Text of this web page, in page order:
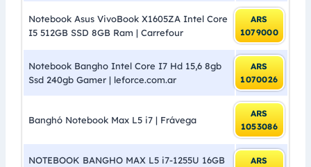
Notebook Asus VivoBook X1605ZA Intel Core
I5 512GB SSD 8GB Ram | Carrefour
ARS
1079000
Notebook Bangho Intel Core I7 Hd 15,6 8gb
Ssd 240gb Gamer | leforce.com.ar
ARS
1070026
Banghó Notebook Max L5 i7 | Frávega
ARS
1053086
NOTEBOOK BANGHO MAX L5 i7-1255U 16GB
ARS